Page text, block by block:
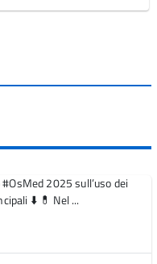
2025 sull’uso dei
⬇️ 💊 Nel ...